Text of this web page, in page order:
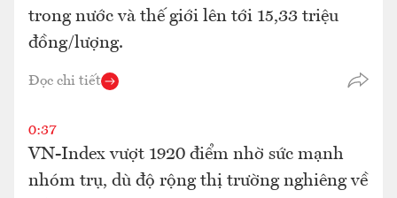
trong nước và thế giới lên tới 15,33 triệu
đồng/lượng.
Đọc chi tiết
0:37
VN-Index vượt 1920 điểm nhờ sức mạnh
nhóm trụ, dù độ rộng thị trường nghiêng về